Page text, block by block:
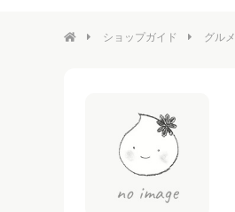
ショップガイド グルメ